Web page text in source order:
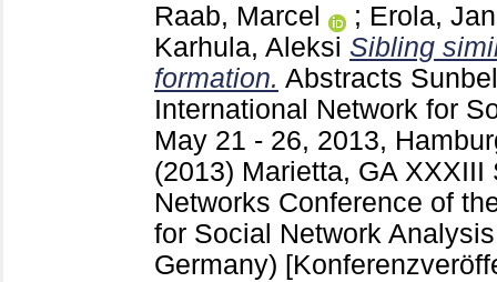
Raab, Marcel
; Erola,
Karhula, Aleksi Sibling
formation. Abstracts
International Network for
May 21 - 26, 2013,
(2013) Marietta, GA XXXIII
Networks Conference of
for Social Network
Germany)